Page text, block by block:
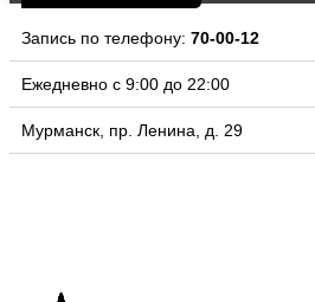
Запись по телефону: 70-00-12
Ежедневно с 9:00 до 22:00
Мурманск, пр. Ленина, д. 29